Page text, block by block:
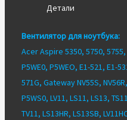
Детали
Вентилятор для ноутбука:
Acer Aspire 5350, 5750,
P5WE0, P5WEO, E1-521, E1-
571G, Gateway NV55S,
P5WS0, LV11, LS11, LS13,
TV11, LS13HR, LS13SB,